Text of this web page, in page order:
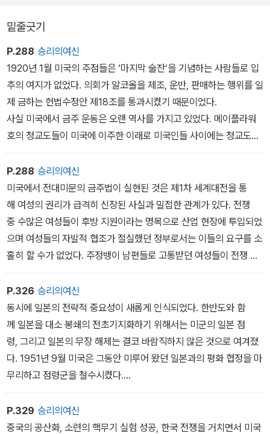
밑줄긋기
P.288 승리의여신
1920년 1월 미국의 주점들은 ‘마지막 술잔‘을 기념하는 사람들로 입
추의 여지가 없었다. 의회가 알코올을 제조, 운반, 판매하는 행위를 일
제 금하는 헌법수정안 제18조를 통과시켰기 때문이었다.
사실 미국에서 금주 운동은 오랜 역사를 가지고 있었다. 메이플라워
호의 청교도들이 미국에 이주한 이래로 미국인들 사이에는 청교도
적 윤리의식이 강하게 뿌리를 내리고 있었다. 금욕과 절제를 강조하
는 청교도 정신에 따라 술은 악의 원천으로 생각되었고, 술의 수조
와 판매가 금지되어야 한다는 주장이 이미 오래 전부터 제기되고 있
었다.
P.288 승리의여신
미국에서 전대미문의 금주법이 실현된 것은 제1차 세계대전을 통
해 여성의 권리가 급격히 신장된 사실과 밀접한 관계가 있다. 전쟁
중 수많은 여성들이 후방 지원이라는 명목으로 산업 현장에 투입되었
으며 여성들의 자발적 협조가 절실했던 정부로서는 이들의 요구를 소
홀히 할 수가 없었다. 주정뱅이 남편들로 고통받던 여성들이 전쟁 와
중에 알코올의 제조, 운반, 판매를 일절 금하는 금주법을 들이밀자 의
회는 서둘러 이를 통과시키고 말았다.
P.326 승리의여신
동시에 일본의 전략적 중요성이 새롭게 인식되었다. 한반도와 함
께 일본을 대소 봉쇄의 전초기지화하기 위해서는 미군의 일본 점
령, 그리고 일본의 무장 해제는 결코 바람직하지 않은 것으로 여겨졌
다. 1951년 9월 미국은 그동안 미루어 왔던 일본과의 평화 협정을 마
무리하고 점령군을 철수시켰다.
일본에 부과된 전쟁 배상금을 낮추고 제한된 범위에서 자위적 군사력
을 갖는 것이 허용되었다. 결국 한국 전쟁은 미국의 아시아 정책, 특
히 일본에 대한 정책을 크게 변화시켰으며 일본 재무장과 산업화
P.329 승리의여신
중국의 공산화, 소련의 핵무기 실험 성공, 한국 전쟁을 거치면서 미국